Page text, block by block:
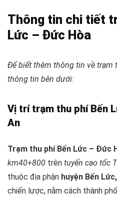
Thông tin chi tiết
Lức – Đức Hòa
Để biết thêm thông tin về trạm
thông tin bên dưới:
Vị trí trạm thu phí Bến
An
Trạm thu phí Bến Lức – Đức
km40+800 trên tuyến cao tốc
thuộc địa phận huyện Bến
chiến lược, nằm cách thành